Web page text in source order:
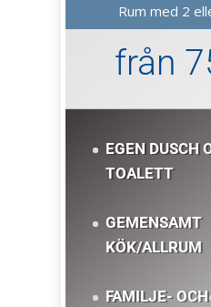
Rum med 2
från
EGEN DUSCH
TOALETT
GEMENSAMT
KÖK/ALLRUM
FAMILJE- OCH